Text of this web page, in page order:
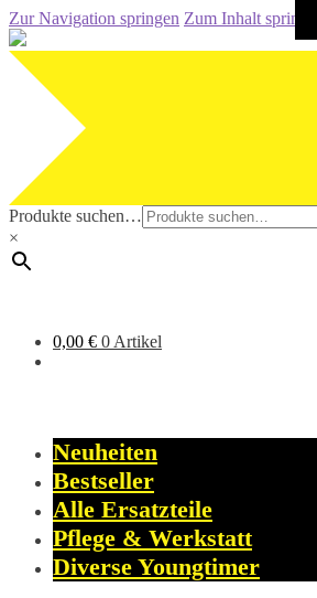
Zur Navigation springen Zum Inhalt springen
Produkte suchen…
×
0,00 € 0 Artikel
Neuheiten
Bestseller
Alle Ersatzteile
Pflege & Werkstatt
Diverse Youngtimer